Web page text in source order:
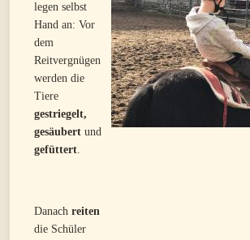
legen selbst
Hand an: Vor
dem
Reitvergnügen
werden die
Tiere
gestriegelt,
gesäubert und
gefüttert.
Danach reiten
die Schüler